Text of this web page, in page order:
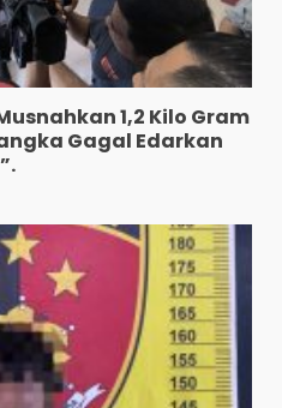
1,2 Kilo Gram
Gagal Edarkan
Polrestabes Medan
Barokah,
Silaturahmi,
Sinergi Media dan
2026
Bersama